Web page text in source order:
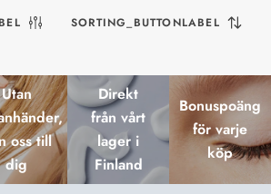
SORTING_BUTTONLABEL
Utan
oss till
dig
Direkt
från vårt
lager i
Finland
Bonuspoäng
för varje
köp